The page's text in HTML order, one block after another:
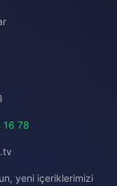
16 78
yeni içeriklerimizi